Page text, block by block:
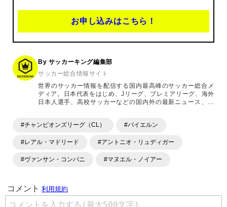
お申し込みはこちら！
By サッカーキング編集部
サッカー総合情報サイト
世界のサッカー情報を配信する国内最高峰のサッカー総合メ
ディア。日本代表をはじめ、Jリーグ、プレミアリーグ、海外
日本人選手、高校サッカーなどの国内外の最新ニュース、コ
ます。「X」「Instagram」「YouTube」「TikTok」など、
#チャンピオンズリーグ（CL） #バイエルン
#レアル・マドリード #アントニオ・リュディガー
#ヴァンサン・コンパニ #マヌエル・ノイアー